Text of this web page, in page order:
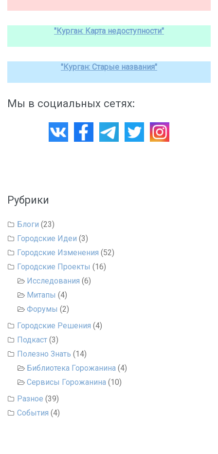
"Курган: Карта недоступности"
"Курган: Старые названия"
Мы в социальных сетях:
Рубрики
Блоги (23)
Городские Идеи (3)
Городские Изменения (52)
Городские Проекты (16)
Исследования (6)
Митапы (4)
Форумы (2)
Городские Решения (4)
Подкаст (3)
Полезно Знать (14)
Библиотека Горожанина (4)
Сервисы Горожанина (10)
Разное (39)
События (4)